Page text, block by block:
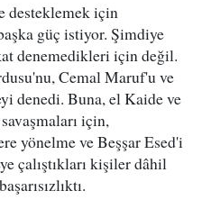
desteklemek için
güç istiyor. Şimdiye
denemedikleri için değil.
Cemal Maruf'u ve
denedi. Buna, el Kaide ve
için,
yönelme ve Beşşar Esed'i
çalıştıkları kişiler dâhil